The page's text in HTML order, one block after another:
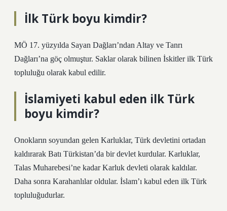
İlk Türk boyu kimdir?
MÖ 17. yüzyılda Sayan Dağları’ndan Altay ve Tanrı
Dağları’na göç olmuştur. Saklar olarak bilinen İskitler ilk Türk
topluluğu olarak kabul edilir.
İslamiyeti kabul eden ilk Türk
boyu kimdir?
Onokların soyundan gelen Karluklar, Türk devletini ortadan
kaldırarak Batı Türkistan’da bir devlet kurdular. Karluklar,
Talas Muharebesi’ne kadar Karluk devleti olarak kaldılar.
Daha sonra Karahanlılar oldular. İslam’ı kabul eden ilk Türk
topluluğudurlar.